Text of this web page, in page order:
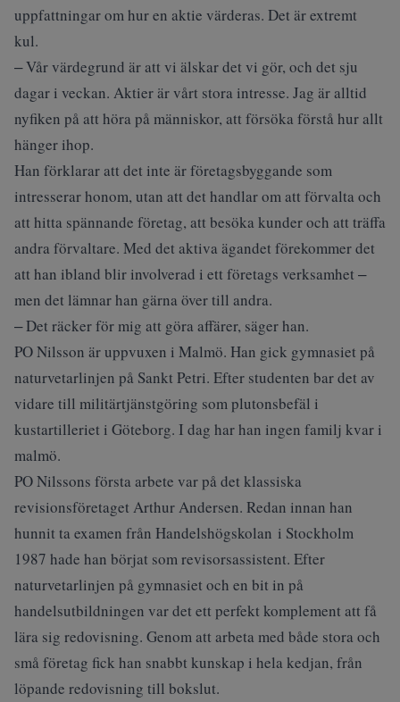
uppfattningar om hur en aktie värderas. Det är extremt
kul.
‒ Vår värdegrund är att vi älskar det vi gör, och det sju
dagar i veckan. Aktier är vårt stora intresse. Jag är alltid
nyfiken på att höra på människor, att försöka förstå hur allt
hänger ihop.
Han förklarar att det inte är företagsbyggande som
intresserar honom, utan att det handlar om att förvalta och
att hitta spännande företag, att besöka kunder och att träffa
andra förvaltare. Med det aktiva ägandet förekommer det
att han ibland blir involverad i ett företags verksamhet ‒
men det lämnar han gärna över till andra.
‒ Det räcker för mig att göra affärer, säger han.
PO Nilsson är uppvuxen i Malmö. Han gick gymnasiet på
naturvetarlinjen på Sankt Petri. Efter studenten bar det av
vidare till militärtjänstgöring som plutonsbefäl i
kustartilleriet i Göteborg. I dag har han ingen familj kvar i
malmö.
PO Nilssons första arbete var på det klassiska
revisionsföretaget Arthur Andersen. Redan innan han
hunnit ta examen från Handelshögskolan i Stockholm
1987 hade han börjat som revisorsassistent. Efter
naturvetarlinjen på gymnasiet och en bit in på
handelsutbildningen var det ett perfekt komplement att få
lära sig redovisning. Genom att arbeta med både stora och
små företag fick han snabbt kunskap i hela kedjan, från
löpande redovisning till bokslut.